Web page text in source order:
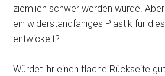
ziemlich schwer werden würde.
ein widerstandfähiges Plastik für
entwickelt?
Würdet ihr einen flache Rückseite